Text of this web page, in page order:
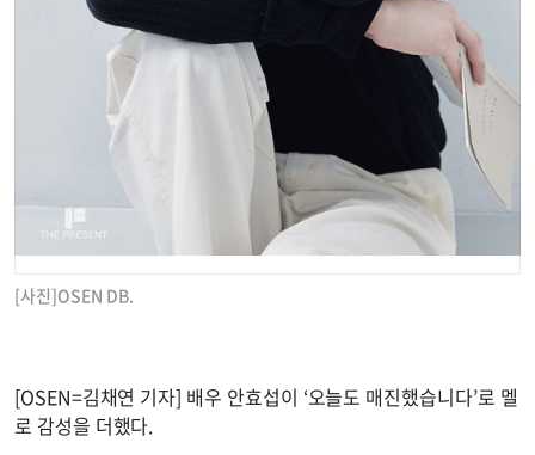
[사진]OSEN DB.
[OSEN=김채연 기자] 배우 안효섭이 ‘오늘도 매진했습니다’로 멜
로 감성을 더했다.